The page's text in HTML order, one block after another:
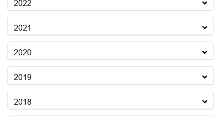
2022
2021
2020
2019
2018